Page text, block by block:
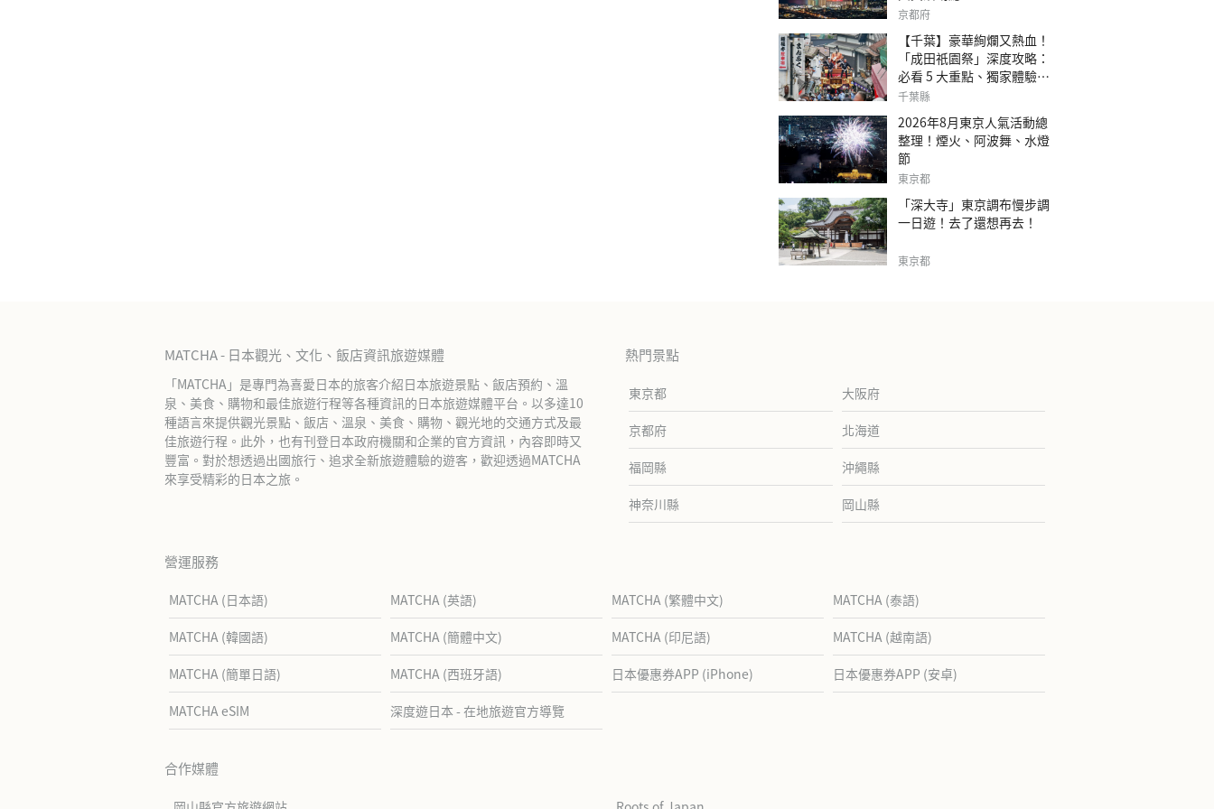
京都府
【千葉】豪華絢爛又熱血！
「成田祇園祭」深度攻略：
必看 5 大重點、獨家體驗指
南
千葉縣
2026年8月東京人氣活動總
整理！煙火、阿波舞、水燈
節
東京都
「深大寺」東京調布慢步調
一日遊！去了還想再去！
東京都
MATCHA - 日本觀光、文化、飯店資訊旅遊媒體
「MATCHA」是專門為喜愛日本的旅客介紹日本旅遊景點、飯店預約、溫
泉、美食、購物和最佳旅遊行程等各種資訊的日本旅遊媒體平台。以多達10
種語言來提供觀光景點、飯店、溫泉、美食、購物、觀光地的交通方式及最
佳旅遊行程。此外，也有刊登日本政府機關和企業的官方資訊，內容即時又
豐富。對於想透過出國旅行、追求全新旅遊體驗的遊客，歡迎透過MATCHA
來享受精彩的日本之旅。
熱門景點
東京都 大阪府
京都府 北海道
福岡縣 沖繩縣
神奈川縣 岡山縣
營運服務
MATCHA (日本語) MATCHA (英語) MATCHA (繁體中文) MATCHA (泰語)
MATCHA (韓國語) MATCHA (簡體中文) MATCHA (印尼語) MATCHA (越南語)
MATCHA (簡單日語) MATCHA (西班牙語) 日本優惠券APP (iPhone) 日本優惠券APP (安卓)
MATCHA eSIM 深度遊日本 - 在地旅遊官方導覽
合作媒體